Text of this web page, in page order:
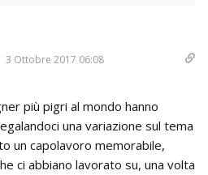
3 Ottobre 2017 06:08
più pigri al mondo hanno
una variazione sul tema
un capolavoro memorabile,
ci abbiano lavorato su, una volta